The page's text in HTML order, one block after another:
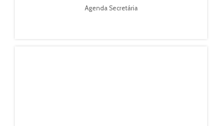
Agenda Secretária